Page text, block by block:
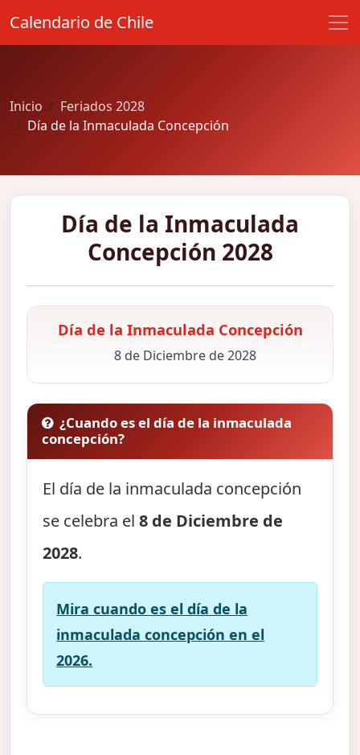
Calendario de Chile
Inicio
Feriados 2028
Día de la Inmaculada Concepción
Día de la Inmaculada
Concepción 2028
Día de la Inmaculada Concepción
8 de Diciembre de 2028
¿Cuando es el día de la inmaculada
concepción?
El día de la inmaculada concepción
se celebra el8 de Diciembre de
2028.
Mira cuando es el día de la
inmaculada concepción en el
2026.